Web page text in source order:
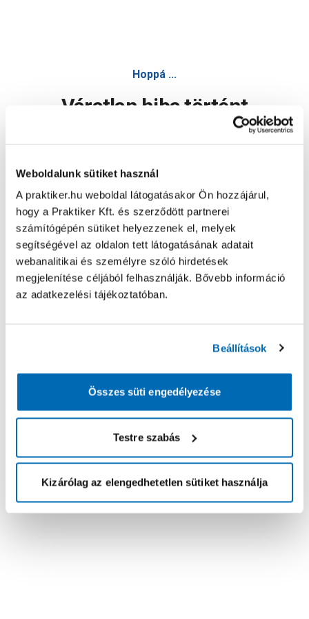
Weboldalunk sütiket használ
A praktiker.hu weboldal látogatásakor Ön hozzájárul,
hogy a Praktiker Kft. és szerződött partnerei
számítógépén sütiket helyezzenek el, melyek
segítségével az oldalon tett látogatásának adatait
webanalitikai és személyre szóló hirdetések
megjelenítése céljából felhasználják. Bővebb információ
az adatkezelési tájékoztatóban.
Beállítások
Összes süti engedélyezése
Testre szabás
Kizárólag az elengedhetetlen sütiket használja
Hoppá ...
Váratlan hiba történt
Oldal újratöltése